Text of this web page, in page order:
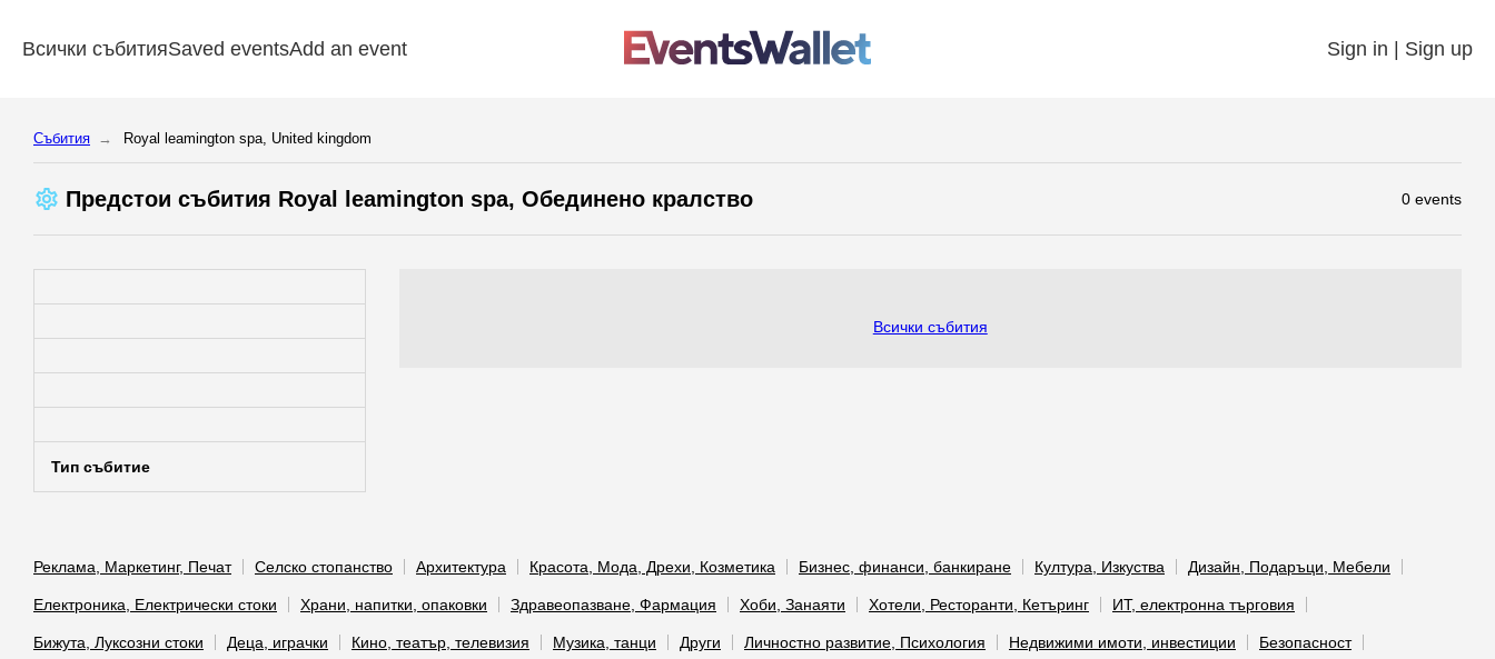
Всички събитияSaved eventsAdd an event Sign in | Sign up
Cъбития Royal leamington spa, United kingdom
Предстои cъбития Royal leamington spa, Обединено кралство 0 events
Тип събитие
Всички събития
Реклама, Маркетинг, Печат Селско стопанство Архитектура Красота, Мода, Дрехи, Козметика Бизнес, финанси, банкиране Култура, Изкуства Дизайн, Подаръци, Мебели
Електроника, Електрически стоки Храни, напитки, опаковки Здравеопазване, Фармация Хоби, Занаяти Хотели, Ресторанти, Кетъринг ИТ, електронна търговия
Бижута, Луксозни стоки Деца, играчки Кино, театър, телевизия Музика, танци Други Личностно развитие, Психология Недвижими имоти, инвестиции Безопасност